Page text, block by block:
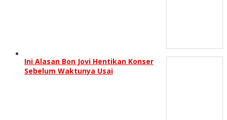
Ini Alasan Bon Jovi Hentikan Konser
Sebelum Waktunya Usai